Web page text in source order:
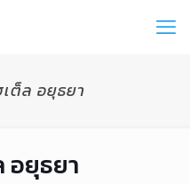
เต็ล อยุธยา
อยุธยา